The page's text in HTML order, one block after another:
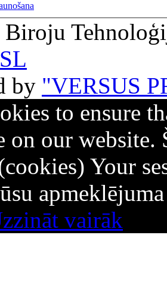
by "VERSUS
to ensure
on our website.
Your
vairāk